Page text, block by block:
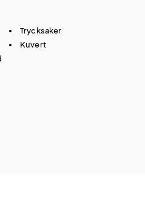
Trycksaker
Kuvert